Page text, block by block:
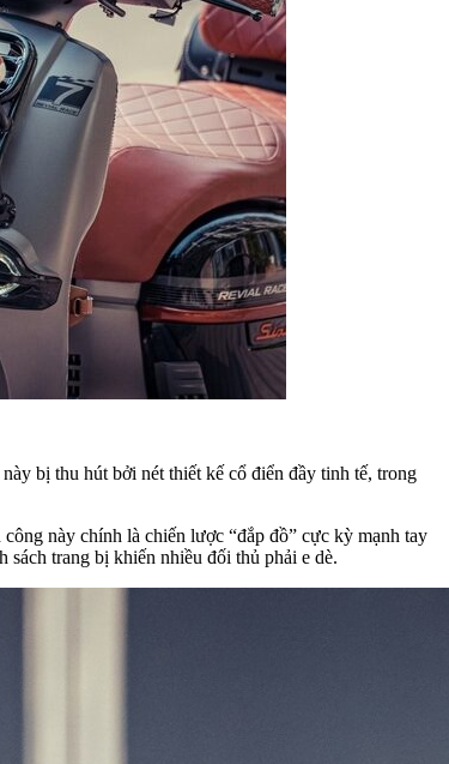
bị thu hút bởi nét thiết kế cổ điển đầy tinh tế, trong
này chính là chiến lược “đắp đồ” cực kỳ mạnh tay
trang bị khiến nhiều đối thủ phải e dè.